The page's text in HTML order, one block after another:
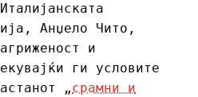
Анџело Чито,
и
ги условите
„срамни и